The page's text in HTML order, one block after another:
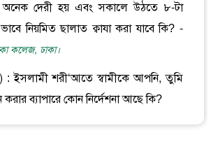
অনেক দেরী হয় এবং সকালে উঠতে ৮-টা
নিয়মিত ছালাত ক্বাযা করা যাবে কি? -
কলেজ, ঢাকা।
: ইসলামী শরী‘আতে স্বামীকে আপনি, তুমি
ব্যাপারে কোন নির্দেশনা আছে কি?